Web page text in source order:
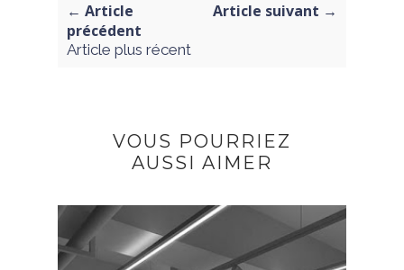
← Article
précédent
Article plus récent
Article suivant →
VOUS POURRIEZ
AUSSI AIMER